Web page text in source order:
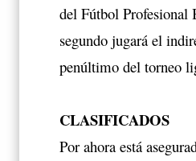
del Fútbol Profesional
segundo jugará el
penúltimo del torneo
CLASIFICADOS
Por ahora está